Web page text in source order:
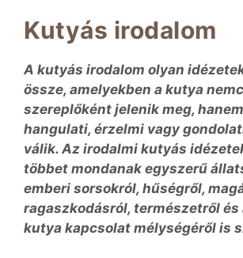
Kutyás irodalom
A kutyás irodalom olyan
össze, amelyekben a kutya
szereplőként jelenik meg,
hangulati, érzelmi vagy
válik. Az irodalmi kutyás
többet mondanak egyszerű
emberi sorsokról, hűségről,
ragaszkodásról, természetről és
kutya kapcsolat mélységéről is